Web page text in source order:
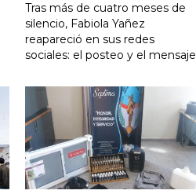
Tras más de cuatro meses de
silencio, Fabiola Yañez
reapareció en sus redes
sociales: el posteo y el mensaje